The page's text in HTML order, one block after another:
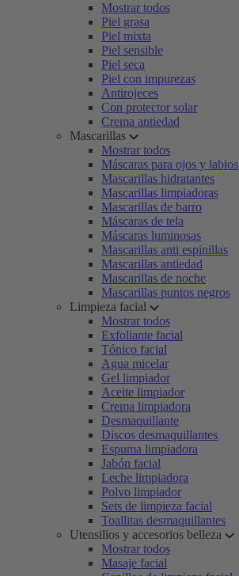
Mostrar todos
Piel grasa
Piel mixta
Piel sensible
Piel seca
Piel con impurezas
Antirojeces
Con protector solar
Crema antiedad
Mascarillas
Mostrar todos
Máscaras para ojos y labios
Mascarillas hidratantes
Mascarillas limpiadoras
Mascarillas de barro
Máscaras de tela
Máscaras luminosas
Mascarillas anti espinillas
Mascarillas antiedad
Mascarillas de noche
Mascarillas puntos negros
Limpieza facial
Mostrar todos
Exfoliante facial
Tónico facial
Agua micelar
Gel limpiador
Aceite limpiador
Crema limpiadora
Desmaquillante
Discos desmaquillantes
Espuma limpiadora
Jabón facial
Leche limpiadora
Polvo limpiador
Sets de limpieza facial
Toallitas desmaquillantes
Utensilios y accesorios belleza
Mostrar todos
Masaje facial